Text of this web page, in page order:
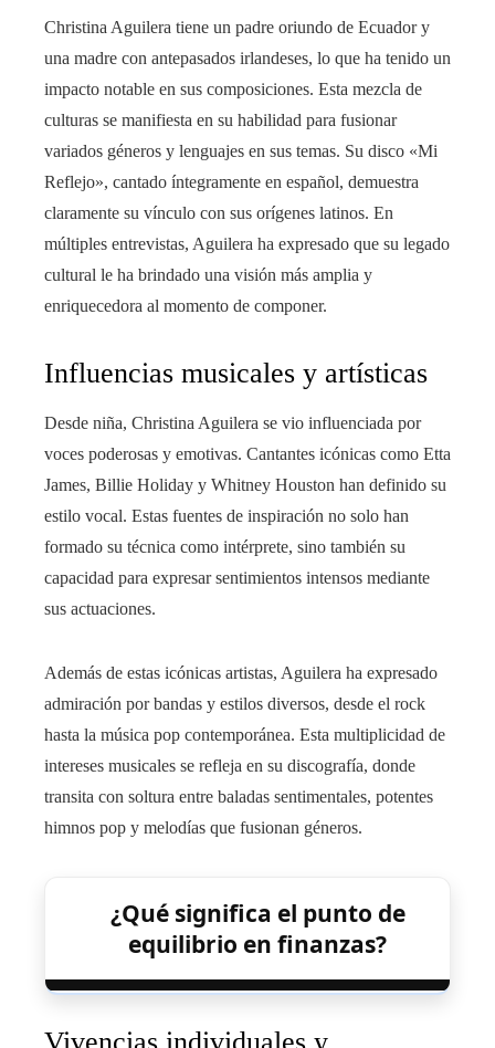
Christina Aguilera tiene un padre oriundo de Ecuador y
una madre con antepasados irlandeses, lo que ha tenido un
impacto notable en sus composiciones. Esta mezcla de
culturas se manifiesta en su habilidad para fusionar
variados géneros y lenguajes en sus temas. Su disco «Mi
Reflejo», cantado íntegramente en español, demuestra
claramente su vínculo con sus orígenes latinos. En
múltiples entrevistas, Aguilera ha expresado que su legado
cultural le ha brindado una visión más amplia y
enriquecedora al momento de componer.
Influencias musicales y artísticas
Desde niña, Christina Aguilera se vio influenciada por
voces poderosas y emotivas. Cantantes icónicas como Etta
James, Billie Holiday y Whitney Houston han definido su
estilo vocal. Estas fuentes de inspiración no solo han
formado su técnica como intérprete, sino también su
capacidad para expresar sentimientos intensos mediante
sus actuaciones.
Además de estas icónicas artistas, Aguilera ha expresado
admiración por bandas y estilos diversos, desde el rock
hasta la música pop contemporánea. Esta multiplicidad de
intereses musicales se refleja en su discografía, donde
transita con soltura entre baladas sentimentales, potentes
himnos pop y melodías que fusionan géneros.
¿Qué significa el punto de
equilibrio en finanzas?
Vivencias individuales y